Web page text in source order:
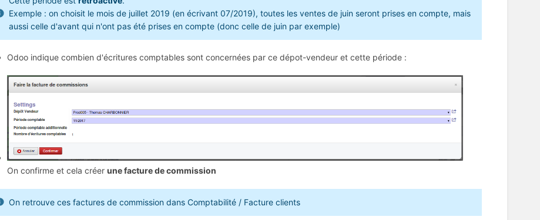
Exemple : on choisit le mois de juillet 2019 (en écrivant 07/2019), toutes les ventes de juin seront prises en compte, mais
aussi celle d'avant qui n'ont pas été prises en compte (donc celle de juin par exemple)
Odoo indique combien d'écritures comptables sont concernées par ce dépot-vendeur et cette période :
On confirme et cela créer une facture de commission
On retrouve ces factures de commission dans Comptabilité / Facture clients